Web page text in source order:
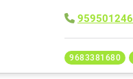
959501246
9683381680